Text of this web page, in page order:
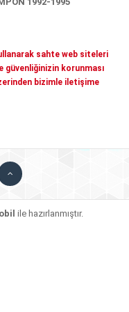
sahte web siteleri
korunması
bizimle iletişime
ile hazırlanmıştır.